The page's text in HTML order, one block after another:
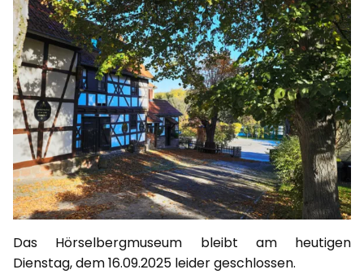
Das Hörselbergmuseum bleibt am heutigen
Dienstag, dem 16.09.2025 leider geschlossen.